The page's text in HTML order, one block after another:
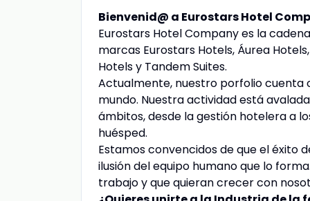
Bienvenid@ a Eurostars Hotel
Eurostars Hotel Company es la
marcas Eurostars Hotels, Áurea
Hotels y Tandem Suites.
Actualmente, nuestro porfolio cuenta
mundo. Nuestra actividad está
ámbitos, desde la gestión hotelera a
huésped.
Estamos convencidos de que el éxito
ilusión del equipo humano que lo
trabajo y que quieran crecer con